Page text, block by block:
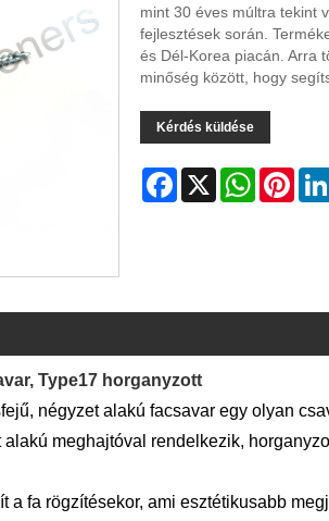
mint 30 éves múltra tekint
fejlesztések során.
és Dél-Korea piacán. Arra
minőség között, hogy
Kérdés küldése
Facebook
X WhatsApp
Type17 horganyzott
négyzet alakú facsavar egy olyan
meghajtóval rendelkezik,
a fa rögzítésekor, ami esztétikusabb